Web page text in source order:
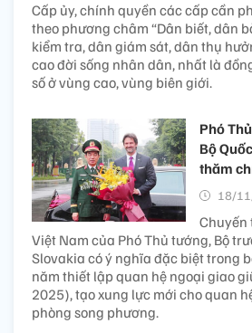
Cấp ủy, chính quyền các cấp cần
theo phương châm “Dân biết, dân
kiểm tra, dân giám sát, dân thụ
cao đời sống nhân dân, nhất là
số ở vùng cao, vùng biên giới.
Phó
Bộ
thăm
18/
Việt Nam của Phó Thủ tướng, Bộ
Slovakia có ý nghĩa đặc biệt trong
năm thiết lập quan hệ ngoại giao
2025), tạo xung lực mới cho quan
phòng song phương.